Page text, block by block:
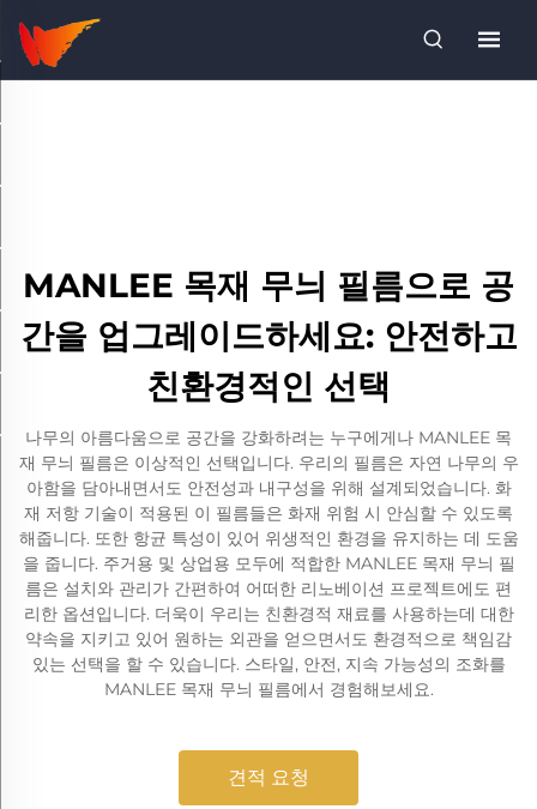
MANLEE 목재 무늬 필름으로 공
간을 업그레이드하세요: 안전하고
친환경적인 선택
나무의 아름다움으로 공간을 강화하려는 누구에게나 MANLEE 목
재 무늬 필름은 이상적인 선택입니다. 우리의 필름은 자연 나무의 우
아함을 담아내면서도 안전성과 내구성을 위해 설계되었습니다. 화
재 저항 기술이 적용된 이 필름들은 화재 위험 시 안심할 수 있도록
해줍니다. 또한 항균 특성이 있어 위생적인 환경을 유지하는 데 도움
을 줍니다. 주거용 및 상업용 모두에 적합한 MANLEE 목재 무늬 필
름은 설치와 관리가 간편하여 어떠한 리노베이션 프로젝트에도 편
리한 옵션입니다. 더욱이 우리는 친환경적 재료를 사용하는데 대한
약속을 지키고 있어 원하는 외관을 얻으면서도 환경적으로 책임감
있는 선택을 할 수 있습니다. 스타일, 안전, 지속 가능성의 조화를
MANLEE 목재 무늬 필름에서 경험해보세요.
견적 요청